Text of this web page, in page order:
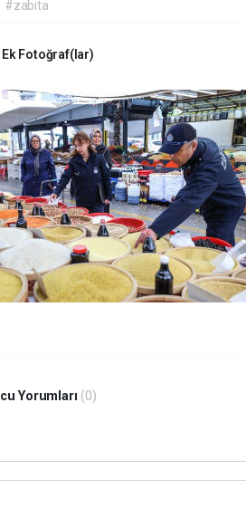
#zabıta
Fotoğraf(lar)
Yorumları (0)